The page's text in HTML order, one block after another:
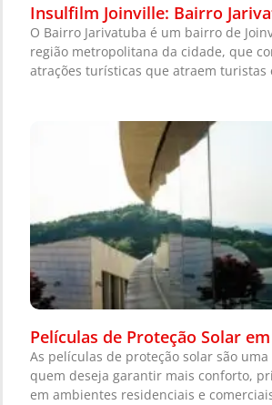
Insulfilm Joinville: Bairro
O Bairro Jarivatuba é um bairro de
região metropolitana da cidade, que
atrações turísticas que atraem turistas
Películas de Proteção Solar
As películas de proteção solar são
quem deseja garantir mais conforto,
em ambientes residenciais e